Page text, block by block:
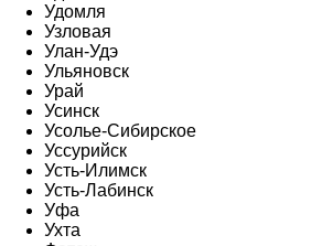
Удомля
Узловая
Улан-Удэ
Ульяновск
Урай
Усинск
Усолье-Сибирское
Уссурийск
Усть-Илимск
Усть-Лабинск
Уфа
Ухта